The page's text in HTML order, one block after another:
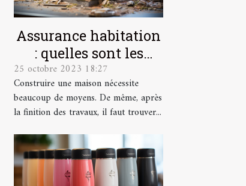
Assurance habitation
: quelles sont les
garanties ?
25 octobre 2023 18:27
Construire une maison nécessite
beaucoup de moyens. De même, après
la finition des travaux, il faut trouver...